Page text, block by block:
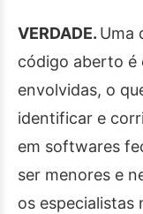
VERDADE. Uma
código aberto é
envolvidas, o
identificar e
em softwares
ser menores e
os especialistas